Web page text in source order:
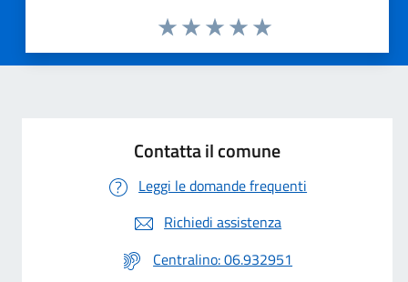
Valuta 5 stelle su 5
Valuta 4 stelle su 5
Valuta 3 stelle su 5
Valuta 2 stelle su 5
Valuta 1 stelle su 5
Contatta il comune
Leggi le domande frequenti
Richiedi assistenza
Centralino: 06.932951